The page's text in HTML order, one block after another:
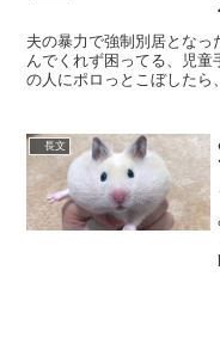
夫の暴力で強制別居とな
んでくれず困ってる、児
の人にポロっとこぼしたら
長文